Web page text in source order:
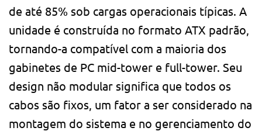
de até 85% sob cargas operacionais típicas. A
unidade é construída no formato ATX padrão,
tornando-a compatível com a maioria dos
gabinetes de PC mid-tower e full-tower. Seu
design não modular significa que todos os
cabos são fixos, um fator a ser considerado na
montagem do sistema e no gerenciamento do